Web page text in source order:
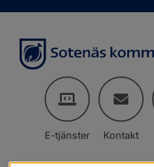
E-tjänster Kontakt